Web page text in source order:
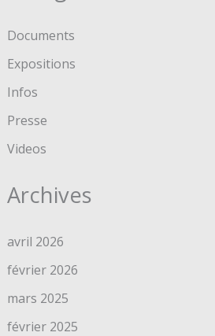
Documents
Expositions
Infos
Presse
Videos
Archives
avril 2026
février 2026
mars 2025
février 2025